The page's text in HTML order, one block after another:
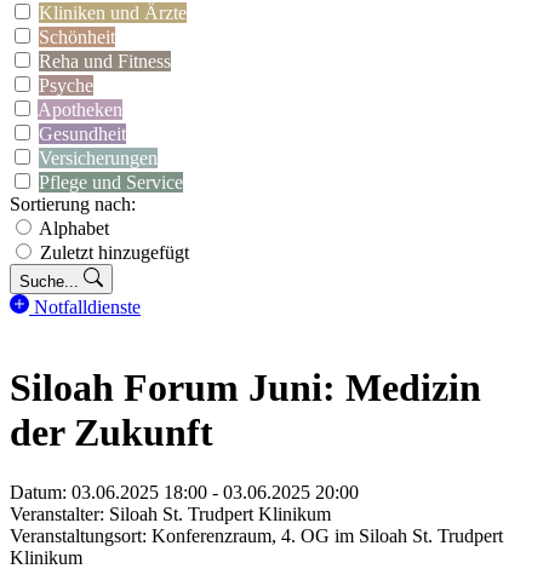
Kliniken und Ärzte
Schönheit
Reha und Fitness
Psyche
Apotheken
Gesundheit
Versicherungen
Pflege und Service
Sortierung nach:
Alphabet
Zuletzt hinzugefügt
Suche...
Notfalldienste
Siloah Forum Juni: Medizin
der Zukunft
Datum: 03.06.2025 18:00 - 03.06.2025 20:00
Veranstalter: Siloah St. Trudpert Klinikum
Veranstaltungsort: Konferenzraum, 4. OG im Siloah St. Trudpert
Klinikum